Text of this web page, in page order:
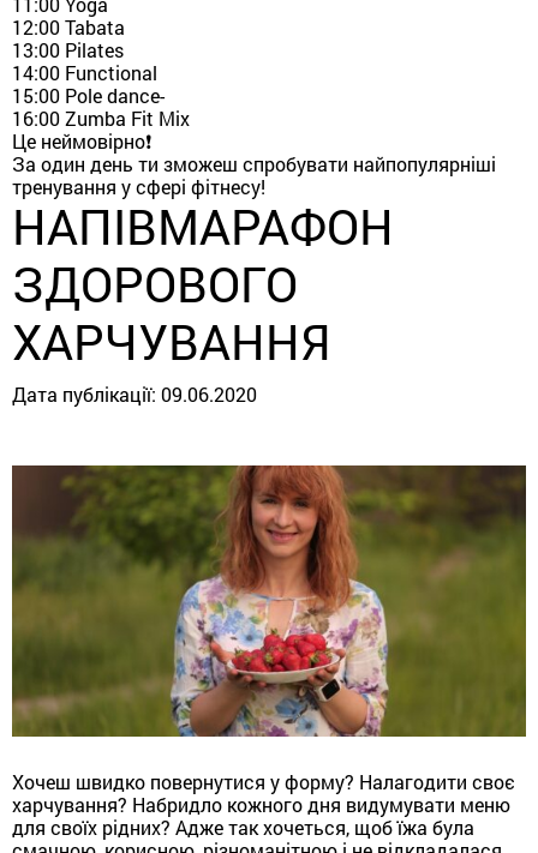
12:00 Tabata
13:00 Pilates
14:00 Functional
15:00 Pole dance-
16:00 Zumba Fit Mix
Це неймовірно❗️
За один день ти зможеш спробувати найпопулярніші
тренування у сфері фітнесу!
НАПІВМАРАФОН
ЗДОРОВОГО
ХАРЧУВАННЯ
Дата публікації: 09.06.2020
Хочеш швидко повернутися у форму? Налагодити своє
харчування? Набридло кожного дня видумувати меню
для своїх рідних? Адже так хочеться, щоб їжа була